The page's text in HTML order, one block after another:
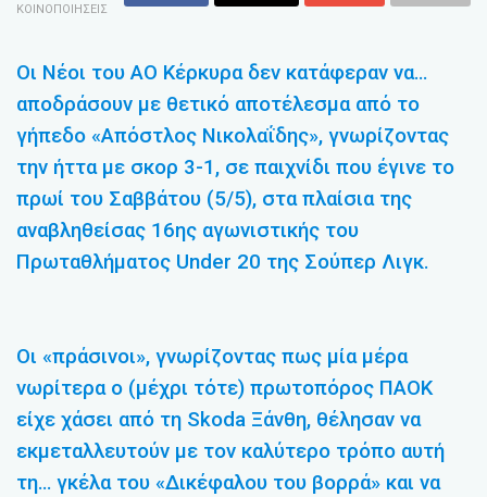
ΚΟΙΝΟΠΟΙΗΣΕΙΣ
Οι Νέοι του ΑΟ Κέρκυρα δεν κατάφεραν να…
αποδράσουν με θετικό αποτέλεσμα από το
γήπεδο «Απόστλος Νικολαΐδης», γνωρίζοντας
την ήττα με σκορ 3-1, σε παιχνίδι που έγινε το
πρωί του Σαββάτου (5/5), στα πλαίσια της
αναβληθείσας 16ης αγωνιστικής του
Πρωταθλήματος Under 20 της Σούπερ Λιγκ.
Οι «πράσινοι», γνωρίζοντας πως μία μέρα
νωρίτερα ο (μέχρι τότε) πρωτοπόρος ΠΑΟΚ
είχε χάσει από τη Skoda Ξάνθη, θέλησαν να
εκμεταλλευτούν με τον καλύτερο τρόπο αυτή
τη… γκέλα του «Δικέφαλου του βορρά» και να